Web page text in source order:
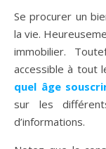
Se procurer un
la vie.
immobilier.
accessible à tout
quel âge
sur les
d’informations.